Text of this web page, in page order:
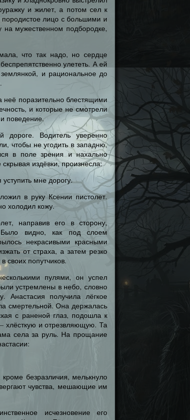
и жилет, а потом сел к
породистое лицо с большими и
мужественном подбородке,
что так надо, но сердце
улететь. А ей
и рациональное до
неё поразительно блестящими
и которые не смотрели
поведение.
дороге. Водитель уверенно
чтобы не угодить в западню,
в поле зрения и нахально
издёвки, произнесла:
мне дорогу.
в руку Ксении пистолет.
холодил кожу.
направив его в сторону,
Было видно, как под слоем
некрасивыми красными
от страха, а затем резко
своих попутчиков.
пулями, он успел
устремлены в небо, словно
Анастасия получила лёгкое
смертельной. Она держалась
с раненой глаз, подошла к
хлёсткую и отрезвляющую. Та
села за руль. На прощание
кроме безразличия, мелькнуло
чувства, мешающие им
исчезновение его